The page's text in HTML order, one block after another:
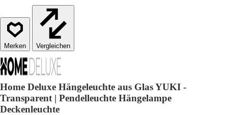
Vergleichen
Home Deluxe Hängeleuchte aus Glas YUKI -
Transparent | Pendelleuchte Hängelampe
Deckenleuchte